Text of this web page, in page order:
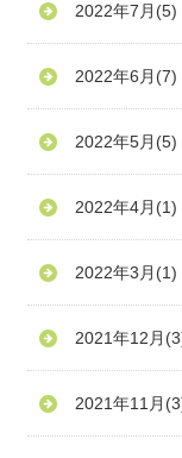
2022年7月 (5)
2022年6月 (7)
2022年5月 (5)
2022年4月 (1)
2022年3月 (1)
2021年12月
2021年11月